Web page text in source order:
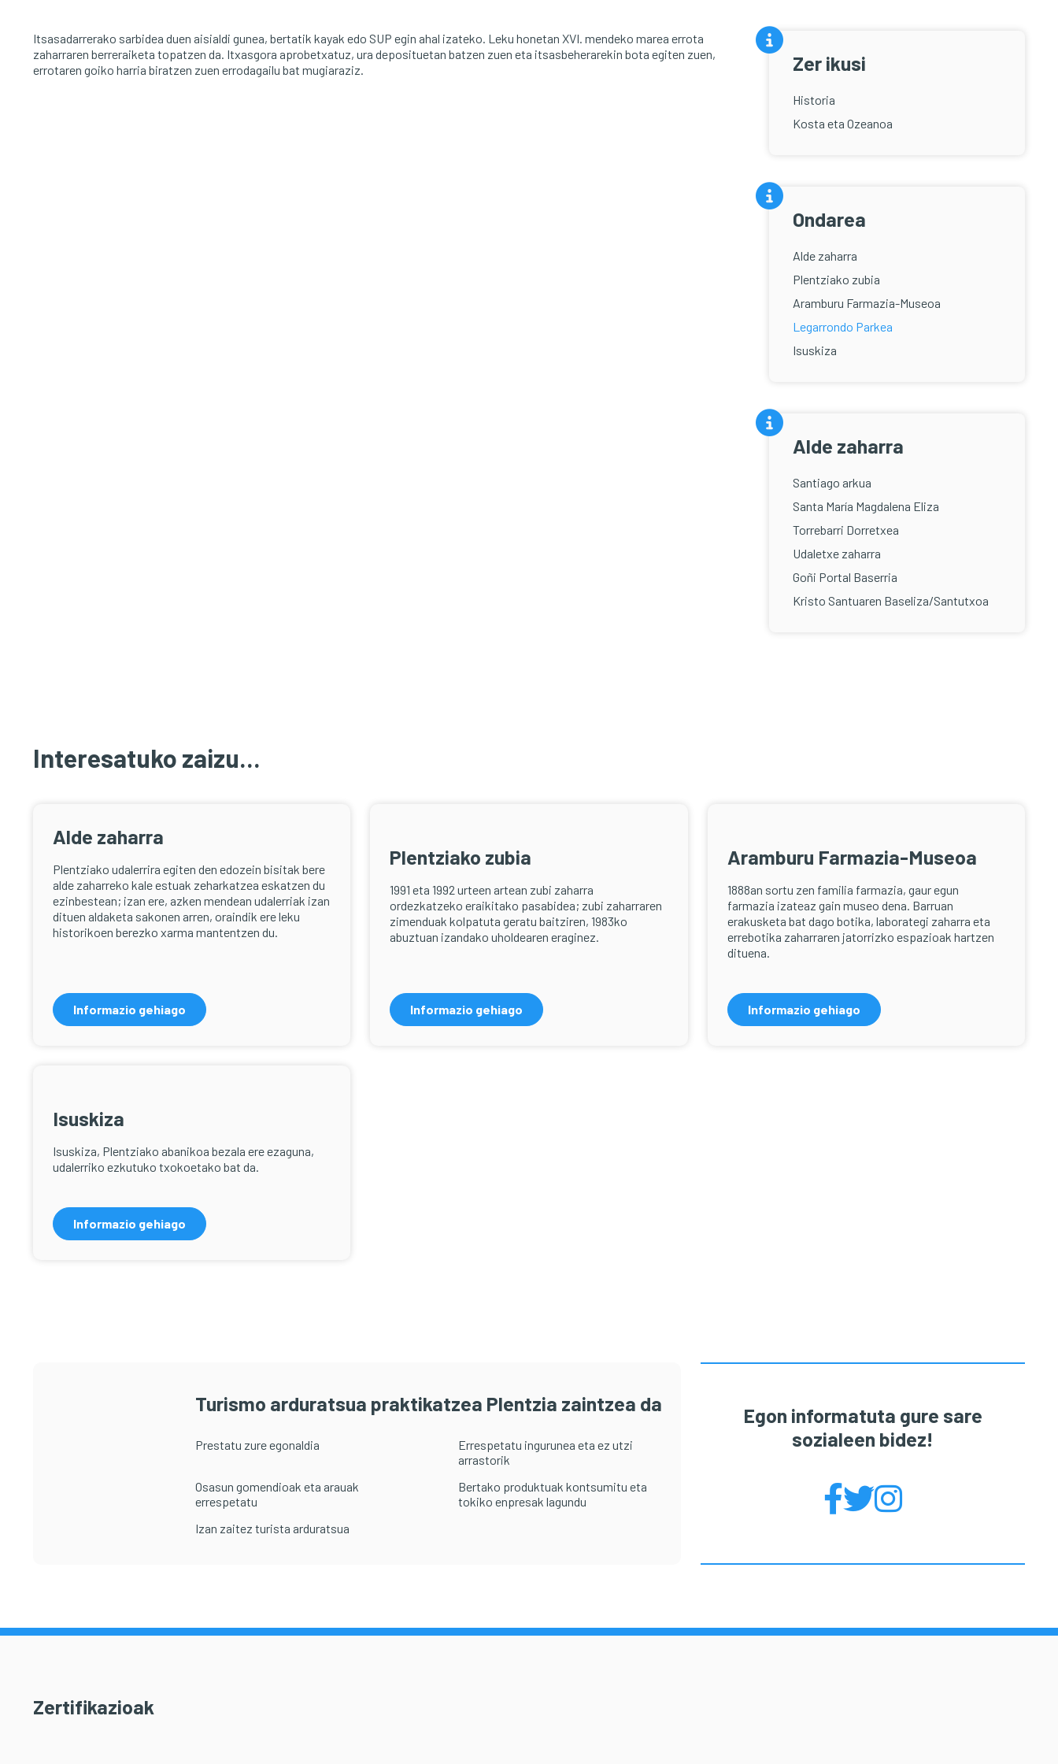
Itsasadarrerako sarbidea duen aisialdi gunea, bertatik kayak edo SUP egin ahal izateko. Leku honetan XVI. mendeko marea errota
zaharraren berreraiketa topatzen da. Itxasgora aprobetxatuz, ura deposituetan batzen zuen eta itsasbeherarekin bota egiten zuen,
errotaren goiko harria biratzen zuen errodagailu bat mugiaraziz.
Zer ikusi
Historia
Kosta eta Ozeanoa
Ondarea
Alde zaharra
Plentziako zubia
Aramburu Farmazia-Museoa
Legarrondo Parkea
Isuskiza
Alde zaharra
Santiago arkua
Santa María Magdalena Eliza
Torrebarri Dorretxea
Udaletxe zaharra
Goñi Portal Baserria
Kristo Santuaren Baseliza/Santutxoa
Interesatuko zaizu...
Alde zaharra
Plentziako udalerrira egiten den edozein bisitak bere
alde zaharreko kale estuak zeharkatzea eskatzen du
ezinbestean; izan ere, azken mendean udalerriak izan
dituen aldaketa sakonen arren, oraindik ere leku
historikoen berezko xarma mantentzen du.
Informazio gehiago
Plentziako zubia
1991 eta 1992 urteen artean zubi zaharra
ordezkatzeko eraikitako pasabidea; zubi zaharraren
zimenduak kolpatuta geratu baitziren, 1983ko
abuztuan izandako uholdearen eraginez.
Informazio gehiago
Aramburu Farmazia-Museoa
1888an sortu zen familia farmazia, gaur egun
farmazia izateaz gain museo dena. Barruan
erakusketa bat dago botika, laborategi zaharra eta
errebotika zaharraren jatorrizko espazioak hartzen
dituena.
Informazio gehiago
Isuskiza
Isuskiza, Plentziako abanikoa bezala ere ezaguna,
udalerriko ezkutuko txokoetako bat da.
Informazio gehiago
Turismo arduratsua praktikatzea Plentzia zaintzea da
Prestatu zure egonaldia
Errespetatu ingurunea eta ez utzi
arrastorik
Osasun gomendioak eta arauak
errespetatu
Bertako produktuak kontsumitu eta
tokiko enpresak lagundu
Izan zaitez turista arduratsua
Egon informatuta gure sare
sozialeen bidez!
Zertifikazioak